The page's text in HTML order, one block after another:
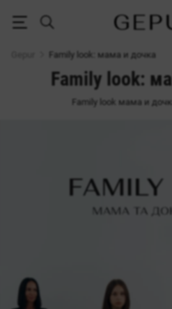
Family look: мама и дочка
Family look:
Family look мама и